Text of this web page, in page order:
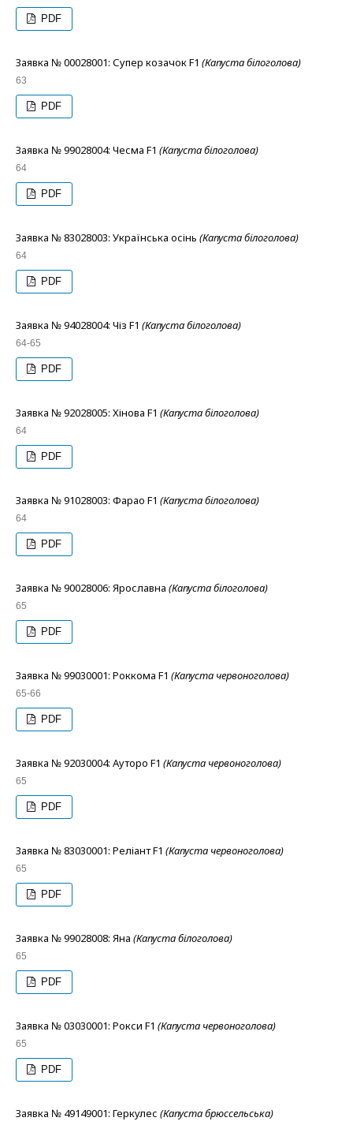
PDF
Заявка № 00028001: Супер козачок F1 (Капуста білоголова)
63
PDF
Заявка № 99028004: Чесма F1 (Капуста білоголова)
64
PDF
Заявка № 83028003: Українська осінь (Капуста білоголова)
64
PDF
Заявка № 94028004: Чіз F1 (Капуста білоголова)
64-65
PDF
Заявка № 92028005: Хінова F1 (Капуста білоголова)
64
PDF
Заявка № 91028003: Фарао F1 (Капуста білоголова)
64
PDF
Заявка № 90028006: Ярославна (Капуста білоголова)
65
PDF
Заявка № 99030001: Роккома F1 (Капуста червоноголова)
65-66
PDF
Заявка № 92030004: Ауторо F1 (Капуста червоноголова)
65
PDF
Заявка № 83030001: Реліант F1 (Капуста червоноголова)
65
PDF
Заявка № 99028008: Яна (Капуста білоголова)
65
PDF
Заявка № 03030001: Рокси F1 (Капуста червоноголова)
65
PDF
Заявка № 49149001: Геркулес (Капуста брюссельська)